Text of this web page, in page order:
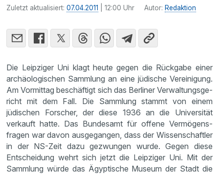
Zuletzt aktualisiert:07.04.2011 | 12:00 Uhr Autor: Redaktion
Die Leipziger Uni klagt heute gegen die Rückgabe einer
archäo­lo­gi­schen Sammlung an eine jüdische Verei­ni­gung.
Am Vormittag beschäf­tigt sich das Berliner Verwal­tungs­ge­
richt mit dem Fall. Die Sammlung stammt von einem
jüdischen Forscher, der diese 1936 an die Univer­sität
verkauft hatte. Das Bundesamt für offene Vermö­gens­
fragen war davon ausge­gangen, dass der Wissen­schaftler
in der NS-Zeit dazu gezwungen wurde. Gegen diese
Entschei­dung wehrt sich jetzt die Leipziger Uni. Mit der
Sammlung würde das Ägypti­sche Museum der Stadt die